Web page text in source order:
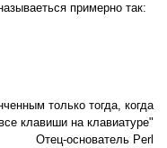
примерно так:
только тогда, когда
клавиши на клавиатуре"
Отец-основатель Perl